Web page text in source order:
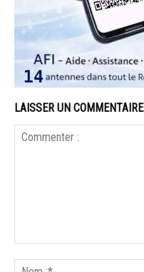
LAISSER UN COMMENTAIRE